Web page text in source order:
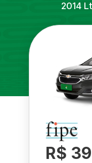
2014
R$